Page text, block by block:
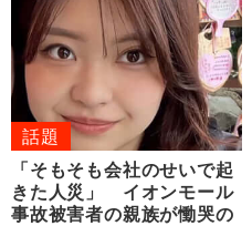
話題
「そもそも会社のせいで起
きた人災」 イオンモール
事故被害者の親族が慟哭の